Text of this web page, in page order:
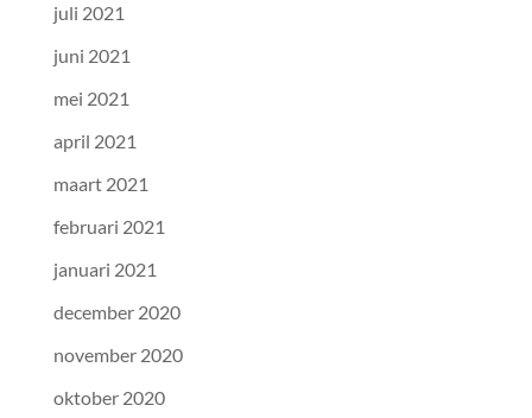
juli 2021
juni 2021
mei 2021
april 2021
maart 2021
februari 2021
januari 2021
december 2020
november 2020
oktober 2020